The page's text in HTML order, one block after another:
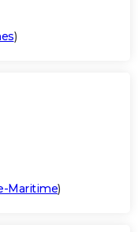
)
Maritime)